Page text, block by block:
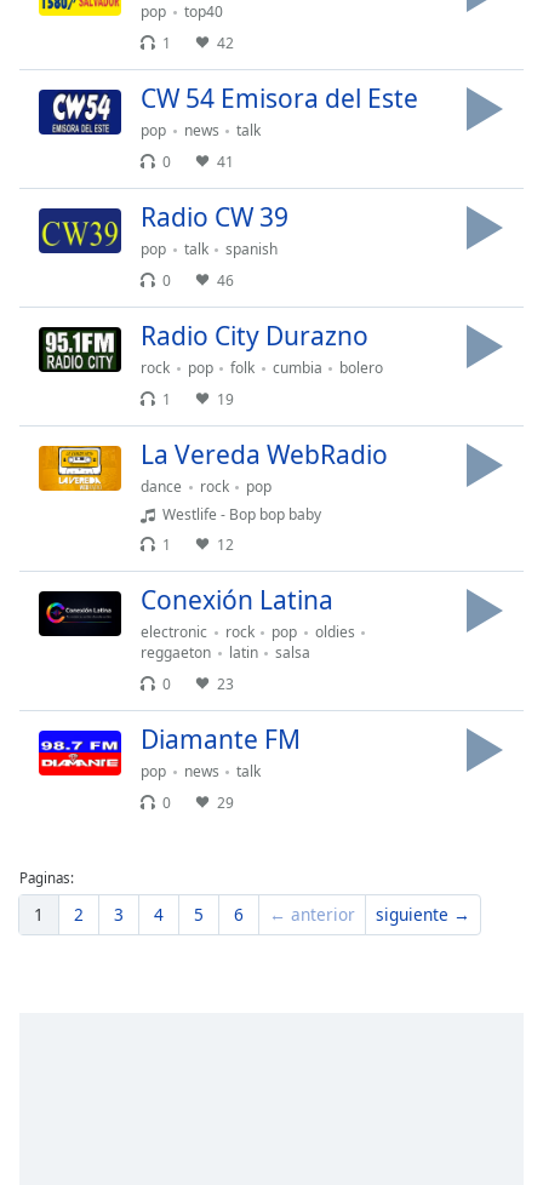
Caption
Area
Color
Opacity
Font
Edge
Style
Reset
End
dialog
pop
top40
1
42
CW 54 Emisora del Este
pop news
talk
0
41
Radio CW 39
pop talk
spanish
0
46
Radio City Durazno
rock pop folk cumbia
bolero
1
19
La Vereda WebRadio
dance rock
pop
Westlife - Bop bop baby
1
12
Conexión Latina
electronic rock pop
oldies
reggaeton
latin
salsa
0
23
Diamante FM
pop news
talk
0
29
Paginas:
1 2 3 4 5 6 ← anterior siguiente →